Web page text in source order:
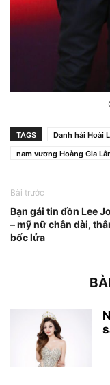
TAGS Danh hài Hoài
nam vương Hoàng Gia
Bài trước
Bạn gái tin đồn Lee
– mỹ nữ chân dài,
bốc lửa